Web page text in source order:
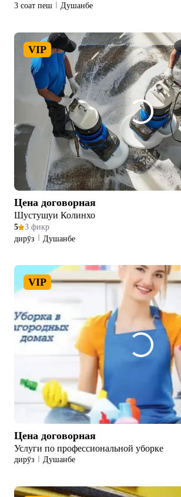
3 соат пеш Душанбе
VIP
Цена договорная
Шустушуи Колинхо
5
3 фикр
дирӯз
Душанбе
VIP
Цена договорная
Услуги по профессиональной уборке
дирӯз Душанбе